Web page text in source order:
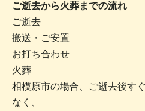
ご逝去から火葬までの流れ
ご逝去
搬送・ご安置
お打ち合わせ
火葬
相模原市の場合、ご逝去後す
なく、